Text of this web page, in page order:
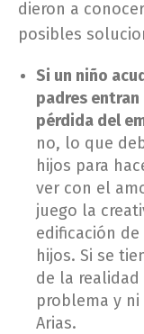
dieron a
posibles
Si un niño
padres entran
pérdida del
no, lo que
hijos para
ver con el
juego la
edificación
hijos. Si se
de la realidad
problema y
Arias.